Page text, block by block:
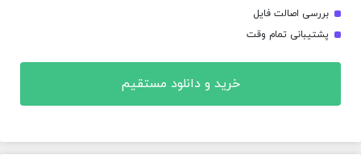
بررسی اصالت فایل
پشتیبانی تمام وقت
خرید و دانلود مستقیم